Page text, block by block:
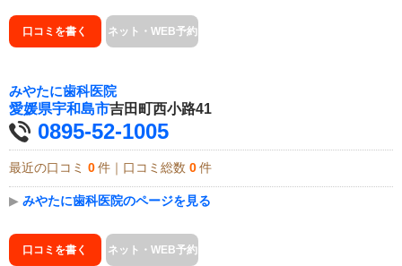
口コミを書く ネット・WEB予約
みやたに歯科医院
愛媛県宇和島市吉田町西小路41
0895-52-1005
最近の口コミ 0 件｜口コミ総数 0 件
▶ みやたに歯科医院のページを見る
口コミを書く ネット・WEB予約